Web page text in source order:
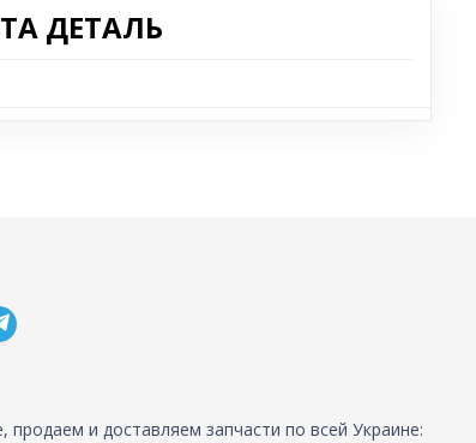
ДЕТАЛЬ
продаем и доставляем запчасти по всей Украине: